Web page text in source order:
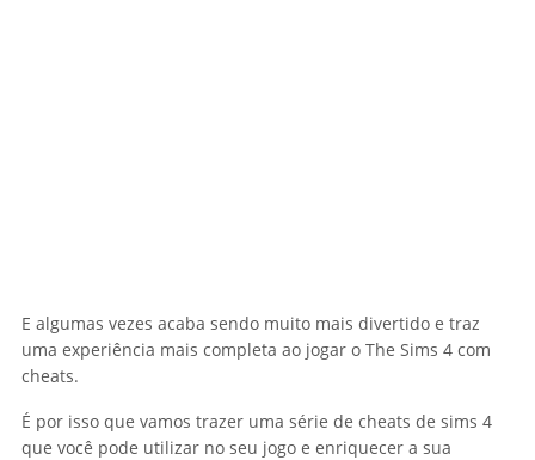
E algumas vezes acaba sendo muito mais divertido e traz
uma experiência mais completa ao jogar o The Sims 4 com
cheats.
É por isso que vamos trazer uma série de cheats de sims 4
que você pode utilizar no seu jogo e enriquecer a sua